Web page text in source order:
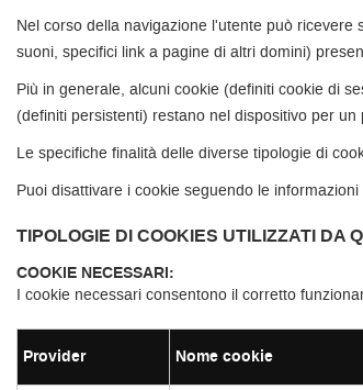
Nel corso della navigazione l'utente può
suoni, specifici link a pagine di altri domini)
Più in generale, alcuni cookie (definiti cookie di
(definiti persistenti) restano nel dispositivo per
Le specifiche finalità delle diverse tipologie di
Puoi disattivare i cookie seguendo le
TIPOLOGIE DI COOKIES UTILIZZATI DA
COOKIE NECESSARI:
I cookie necessari consentono il corretto
Provider Nome cookie